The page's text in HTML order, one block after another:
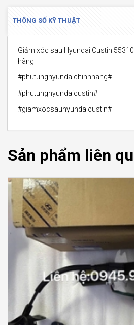
THÔNG SỐ KỸ THUẬT
Giảm xóc sau Hyundai Custin
hãng
#phutunghyundaichinhhang#
#phutunghyundaicustin#
#giamxocsauhyundaicustin#
Sản phẩm liên